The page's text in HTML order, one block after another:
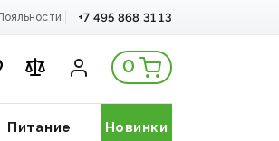
+7 495 868 31 13
0
Питание Новинки